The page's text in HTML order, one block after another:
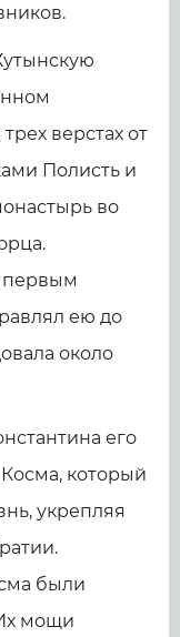
верстах от
Полисть и
во
первым
ею до
около
его
который
укрепляя
были
мощи